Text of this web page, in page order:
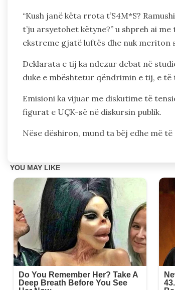
“Kush janë këta rrota t’S4M*S?
t’ju arsyetohet këtyne?” u shpreh ai
ekstreme gjatë luftës dhe nuk meriton
Deklarata e tij ka ndezur debat në
duke e mbështetur qëndrimin e tij, e
Emisioni ka vijuar me diskutime të
figurat e UÇK-së në diskursin publik.
Nëse dëshiron, mund ta bëj edhe më